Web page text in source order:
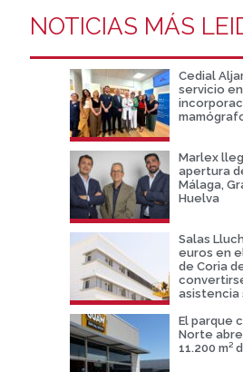
NOTICIAS MÁS
Cedial
servicio
Marlex
apertura
Málaga,
Huelva
Salas
euros en
de Coria
asistencia
El parque
Norte
11.200